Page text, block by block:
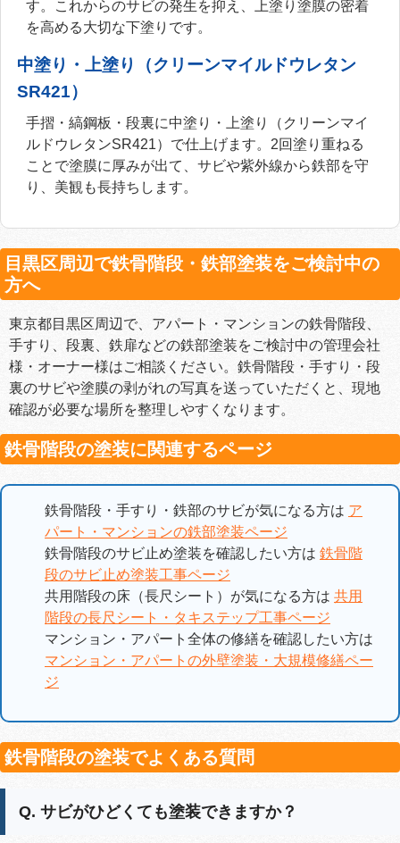
す。これからのサビの発生を抑え、上塗り塗膜の密着
を高める大切な下塗りです。
中塗り・上塗り（クリーンマイルドウレタン
SR421）
手摺・縞鋼板・段裏に中塗り・上塗り（クリーンマイ
ルドウレタンSR421）で仕上げます。2回塗り重ねる
ことで塗膜に厚みが出て、サビや紫外線から鉄部を守
り、美観も長持ちします。
目黒区周辺で鉄骨階段・鉄部塗装をご検討中の
方へ
東京都目黒区周辺で、アパート・マンションの鉄骨階段、
手すり、段裏、鉄扉などの鉄部塗装をご検討中の管理会社
様・オーナー様はご相談ください。鉄骨階段・手すり・段
裏のサビや塗膜の剥がれの写真を送っていただくと、現地
確認が必要な場所を整理しやすくなります。
鉄骨階段の塗装に関連するページ
鉄骨階段・手すり・鉄部のサビが気になる方は ア
パート・マンションの鉄部塗装ページ
鉄骨階段のサビ止め塗装を確認したい方は 鉄骨階
段のサビ止め塗装工事ページ
共用階段の床（長尺シート）が気になる方は 共用
階段の長尺シート・タキステップ工事ページ
マンション・アパート全体の修繕を確認したい方は
マンション・アパートの外壁塗装・大規模修繕ペー
ジ
鉄骨階段の塗装でよくある質問
Q. サビがひどくても塗装できますか？